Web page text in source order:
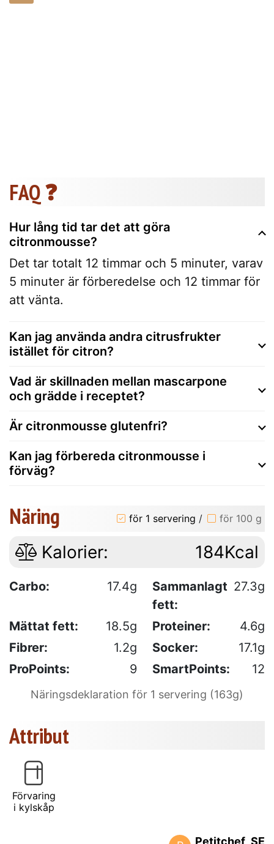
FAQ ❓
Hur lång tid tar det att göra
citronmousse?
Det tar totalt 12 timmar och 5 minuter, varav
5 minuter är förberedelse och 12 timmar för
att vänta.
Kan jag använda andra citrusfrukter
istället för citron?
Vad är skillnaden mellan mascarpone
och grädde i receptet?
Är citronmousse glutenfri?
Kan jag förbereda citronmousse i
förväg?
Näring för 1 servering / för 100 g
Kalorier: 184Kcal
Carbo: 17.4g
Sammanlagt
fett:
27.3g
Mättat fett: 18.5g Proteiner:
4.6g
Fibrer:
1.2g Socker:
17.1g
ProPoints:
9 SmartPoints: 12
Näringsdeklaration för 1 servering (163g)
Attribut
Förvaring
i kylskåp
Petitchef_SE